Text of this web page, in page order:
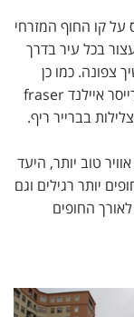
על קו החוף המזרחי
לעצור בכל עיר בדרך
צפונה. כמו כן
סגרנו על אטרקציות בדרך כגון טיול ג'יפים בפרייסר איילנד fraser
טוב יותר, היעד
יותר רגילים וגם
החופים